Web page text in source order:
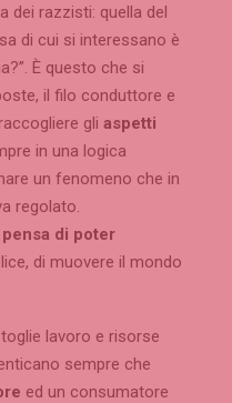
dei razzisti: quella del
di cui si interessano è
È questo che si
il filo conduttore e
gli aspetti
in una logica
un fenomeno che in
regolato.
pensa di poter
di muovere il mondo
lavoro e risorse
sempre che
ed un consumatore